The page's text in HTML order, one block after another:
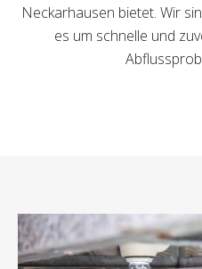
Neckarhausen bietet. Wir
es um schnelle und